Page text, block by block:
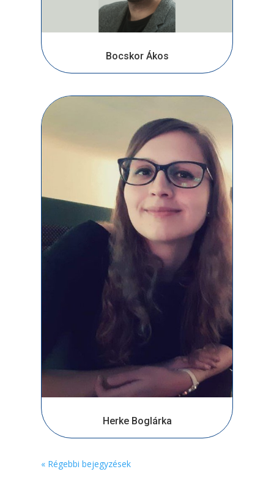
Bocskor Ákos
Herke Boglárka
« Régebbi bejegyzések